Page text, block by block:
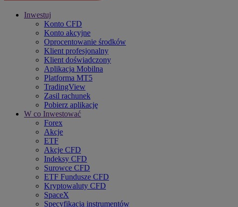
Inwestuj
Konto CFD
Konto akcyjne
Oprocentowanie środków
Klient profesjonalny
Klient doświadczony
Aplikacja Mobilna
Platforma MT5
TradingView
Zasil rachunek
Pobierz aplikację
W co Inwestować
Forex
Akcje
ETF
Akcje CFD
Indeksy CFD
Surowce CFD
ETF Fundusze CFD
Kryptowaluty CFD
SpaceX
Specyfikacja instrumentów